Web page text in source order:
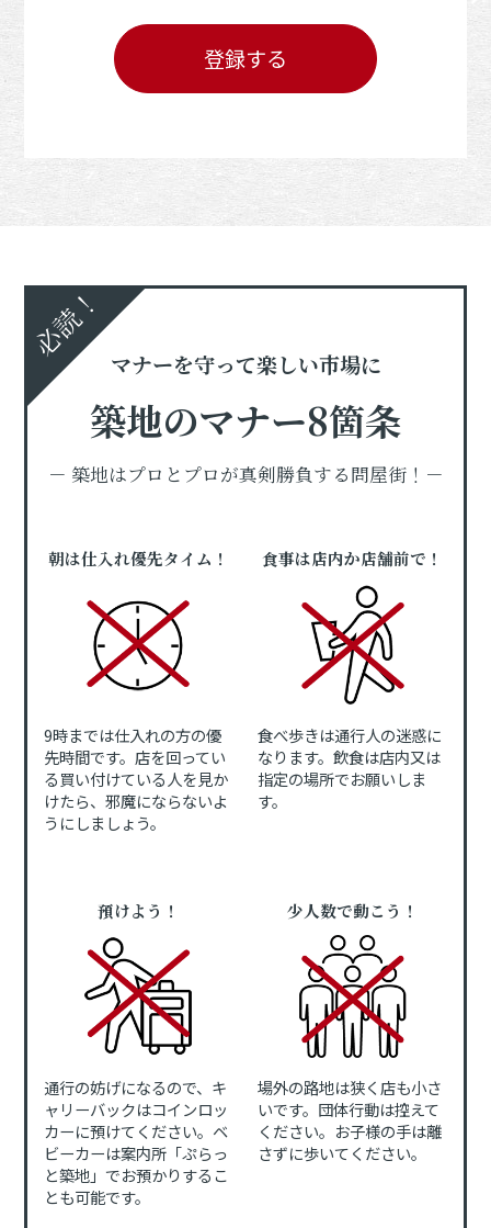
登録する
必読！
マナーを守って楽しい市場に
築地のマナー8箇条
－ 築地はプロとプロが真剣勝負する問屋街！－
朝は仕入れ優先タイム！
9時までは仕入れの方の優
先時間です。店を回ってい
る買い付けている人を見か
けたら、邪魔にならないよ
うにしましょう。
食事は店内か店舗前で！
食べ歩きは通行人の迷惑に
なります。飲食は店内又は
指定の場所でお願いしま
す。
預けよう！
通行の妨げになるので、キ
ャリーバックはコインロッ
カーに預けてください。ベ
ビーカーは案内所「ぷらっ
と築地」でお預かりするこ
とも可能です。
少人数で動こう！
場外の路地は狭く店も小さ
いです。団体行動は控えて
ください。お子様の手は離
さずに歩いてください。